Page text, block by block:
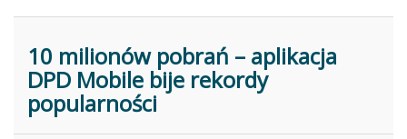
10 milionów pobrań – aplikacja
DPD Mobile bije rekordy
popularności